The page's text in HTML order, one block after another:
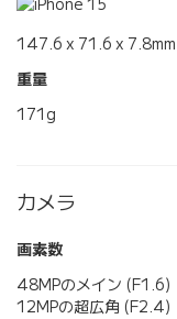
147.6 x 71.6 x 7.8mm
重量
171g
カメラ
画素数
48MPのメイン (F1.6)
12MPの超広角 (F2.4)